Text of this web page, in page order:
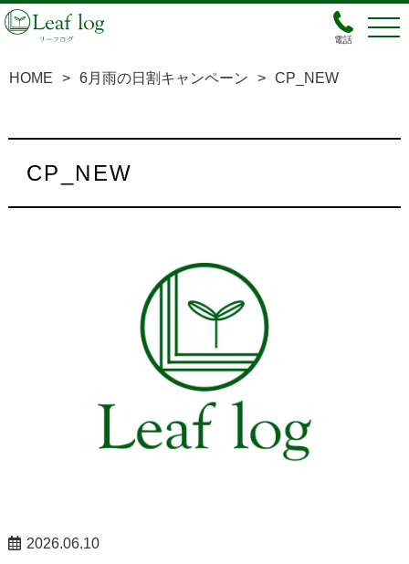
電話
HOME > 6月雨の日割キャンペーン > CP_NEW
CP_NEW
2026.06.10